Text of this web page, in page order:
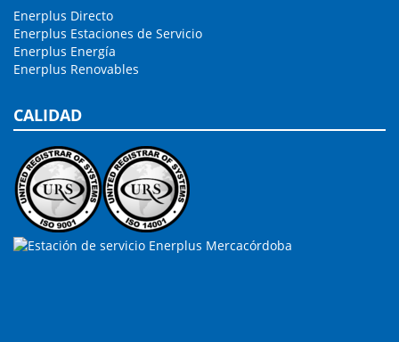
Enerplus Directo
Enerplus Estaciones de Servicio
Enerplus Energía
Enerplus Renovables
CALIDAD